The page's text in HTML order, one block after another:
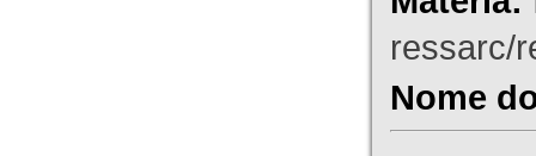
ressarc/
Nome